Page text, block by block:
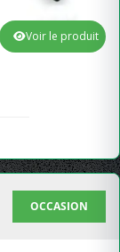
Voir le produit
OCCASION